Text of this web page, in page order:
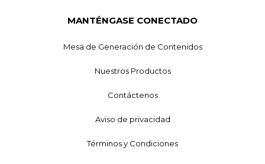
MANTÉNGASE CONECTADO
Mesa de Generación de Contenidos
Nuestros Productos
Contáctenos
Aviso de privacidad
Términos y Condiciones